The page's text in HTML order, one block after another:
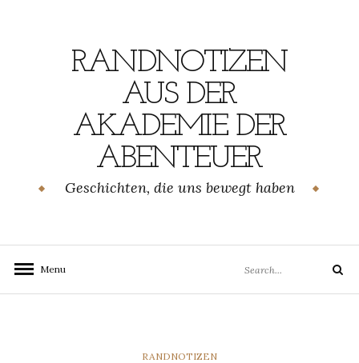
RANDNOTIZEN
AUS DER
AKADEMIE DER
ABENTEUER
Geschichten, die uns bewegt haben
Menu
for:
Search
CATEGORIES
RANDNOTIZEN